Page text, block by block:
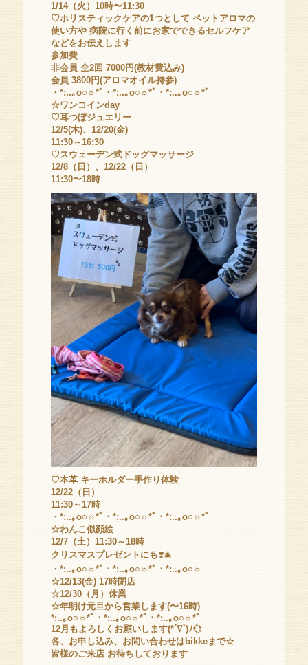
1/14（火）10時〜11:30
♡ホリスティックケアの1つとして ペットアロマの
使い方や 病院に行く前にお家でできるセルフケア
などをお伝えします
参加費
非会員 全2回 7000円(教材費込み)
会員 3800円(アロマオイル持参)
・*:..｡o○☼*ﾟ・*:..｡o○☼*ﾟ・*:..｡o○☼*ﾟ
☆ワンコインday
♡耳つぼジュエリー
12/5(木)、12/20(金)
11:30～16:30
♡スウェーデン式ドッグマッサージ
12/8（日）、12/22（日）
11:30〜18時
♡本革 キーホルダー手作り体験
12/22（日）
11:30～17時
・*:..｡o○☼*ﾟ・*:..｡o○☼*ﾟ・*:..｡o○☼*ﾟ
☆わんこ似顔絵
12/7（土）11:30～18時
クリスマスプレゼントにも❣️🎄
・*:..｡o○☼*ﾟ・*:..｡o○☼*ﾟ・*:..｡o○☼
☆12/13(金) 17時閉店
☆12/30（月）休業
☆年明け元旦から営業します(〜16時)
*:..｡o○☼*ﾟ・*:..｡o○☼*ﾟ・*:..｡o○☼*ﾟ
12月もよろしくお願いします(*´∇`)ﾉ💞
各、お申し込み、お問い合わせはbikkeまで☆
皆様のご来店 お待ちしております